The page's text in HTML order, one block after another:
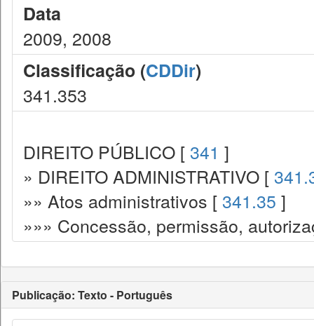
Data
2009, 2008
Classificação (CDDir)
341.353
DIREITO PÚBLICO [ 341 ]
» DIREITO ADMINISTRATIVO [
»» Atos administrativos [ 341.35 ]
»»» Concessão, permissão,
Publicação: Texto - Português